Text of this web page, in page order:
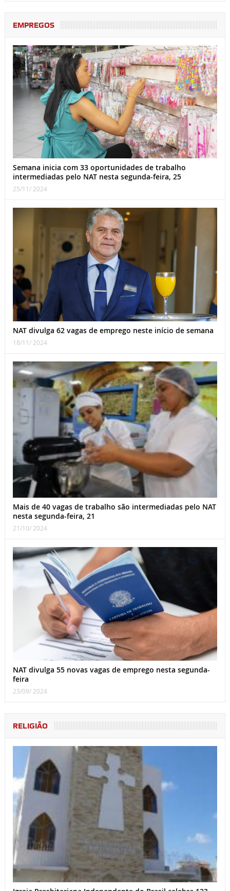
EMPREGOS
Semana inicia com 33 oportunidades de trabalho
intermediadas pelo NAT nesta segunda-feira, 25
25/11/ 2024
NAT divulga 62 vagas de emprego neste início de semana
18/11/ 2024
Mais de 40 vagas de trabalho são intermediadas pelo NAT
nesta segunda-feira, 21
21/10/ 2024
NAT divulga 55 novas vagas de emprego nesta segunda-
feira
23/09/ 2024
RELIGIÃO